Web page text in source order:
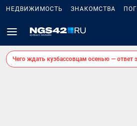
НЕДВИЖИМОСТЬ ЗНАКОМСТВА
Чего ждать кузбассовцам осенью — ответ